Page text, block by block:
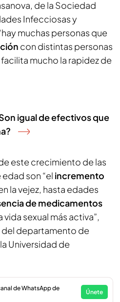
de la Sociedad
Infecciosas y
muchas personas que
con distintas personas
mucho la rapidez de
igual de efectivos que
este crecimiento de las
edad son “el incremento
la vejez, hasta edades
de medicamentos
sexual más activa”,
del departamento de
Universidad de
de WhatsApp de
Únete